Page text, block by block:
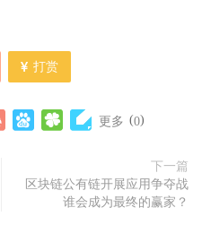
打赏
更多 (0)
下一篇
区块链公有链开展应用争夺战
谁会成为最终的赢家？